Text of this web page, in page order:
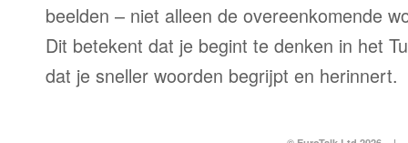
beelden – niet alleen de overeenkomende
Dit betekent dat je begint te denken in het
dat je sneller woorden begrijpt en herinnert.